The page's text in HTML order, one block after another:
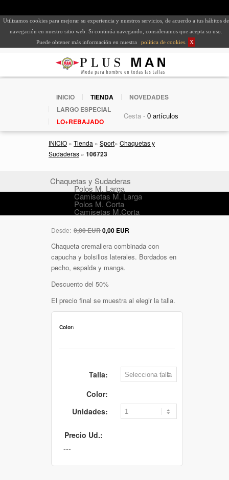
Utilizamos cookies para mejorar su experiencia y nuestros servicios, de acuerdo a tus hábitos de
navegación en nuestro sitio web. Si continúa navegando, consideramos que acepta su uso.
Puede obtener más información en nuestra
política de cookies X
INICIO TIENDA
NOVEDADES
LARGO ESPECIAL
LO+REBAJADO
Cesta -
INICIO » Tienda » Sport» Chaquetas y
Sudaderas » 106723
Chaquetas y Sudaderas
Polos M. Larga
Camisetas M. Larga
Polos M. Corta
Camisetas M.Corta
Desde: 0,00 EUR0,00 EUR
Chaqueta cremallera combinada con
capucha y bolsillos laterales. Bordados en
pecho, espalda y manga.
Descuento del 50%
El precio final se muestra al elegir la talla.
Color:
Talla:
Color:
Unidades:
Precio Ud.: